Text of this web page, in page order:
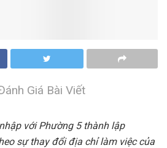
Giá Bài Viết
với Phường 5 thành lập
sự thay đổi địa chỉ làm việc của